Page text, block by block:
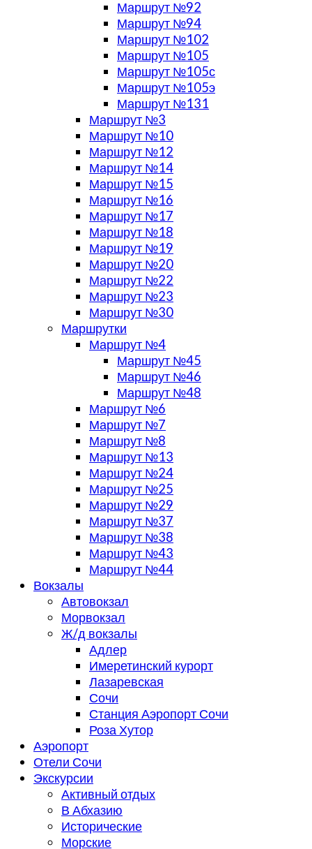
Маршрут №92
Маршрут №94
Маршрут №102
Маршрут №105
Маршрут №105с
Маршрут №105э
Маршрут №131
Маршрут №3
Маршрут №10
Маршрут №12
Маршрут №14
Маршрут №15
Маршрут №16
Маршрут №17
Маршрут №18
Маршрут №19
Маршрут №20
Маршрут №22
Маршрут №23
Маршрут №30
Маршрутки
Маршрут №4
Маршрут №45
Маршрут №46
Маршрут №48
Маршрут №6
Маршрут №7
Маршрут №8
Маршрут №13
Маршрут №24
Маршрут №25
Маршрут №29
Маршрут №37
Маршрут №38
Маршрут №43
Маршрут №44
Вокзалы
Автовокзал
Морвокзал
Ж/д вокзалы
Адлер
Имеретинский курорт
Лазаревская
Сочи
Станция Аэропорт Сочи
Роза Хутор
Аэропорт
Отели Сочи
Экскурсии
Активный отдых
В Абхазию
Исторические
Морские